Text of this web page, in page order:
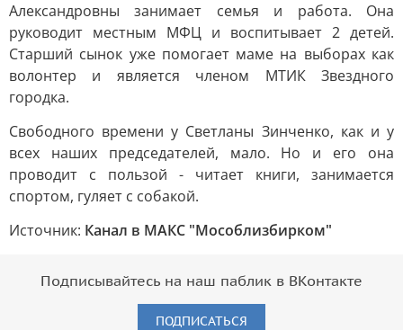
Александровны занимает семья и работа. Она
руководит местным МФЦ и воспитывает 2 детей.
Старший сынок уже помогает маме на выборах как
волонтер и является членом МТИК Звездного
городка.
Свободного времени у Светланы Зинченко, как и у
всех наших председателей, мало. Но и его она
проводит с пользой - читает книги, занимается
спортом, гуляет с собакой.
Источник: Канал в МАКС "Мособлизбирком"
Подписывайтесь на наш паблик в ВКонтакте
ПОДПИСАТЬСЯ